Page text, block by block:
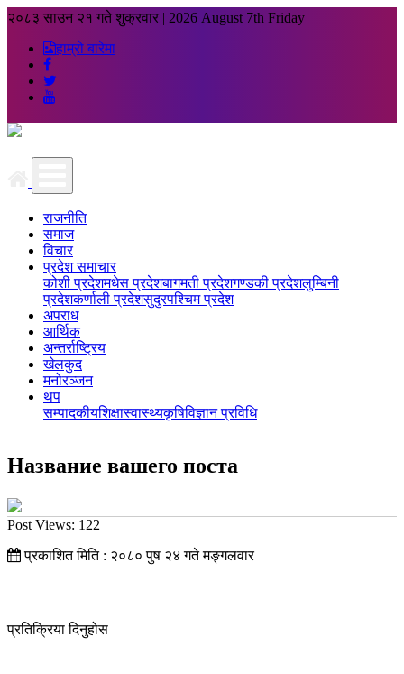
२०८३ साउन २१ गते शुक्रवार | 2026 August 7th Friday
हाम्रो बारेमा
राजनीति
समाज
विचार
प्रदेश समाचार
कोशी प्रदेशमधेस प्रदेशबागमती प्रदेशगण्डकी प्रदेशलुम्बिनी
प्रदेशकर्णाली प्रदेशसुदुरपश्चिम प्रदेश
अपराध
आर्थिक
अन्तर्राष्ट्रिय
खेलकुद
मनोरञ्जन
थप
सम्पादकीयशिक्षास्वास्थ्यकृषिविज्ञान प्रविधि
Название вашего поста
Post Views: 122
प्रकाशित मिति : २०८० पुष २४ गते मङ्गलवार
प्रतिक्रिया दिनुहोस